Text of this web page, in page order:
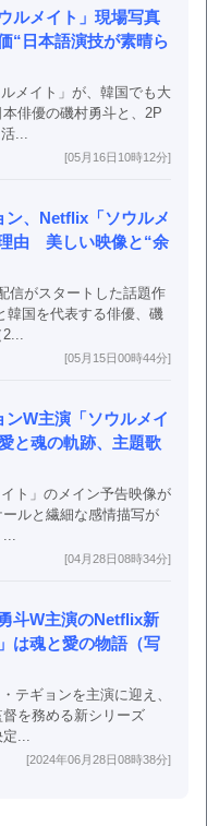
ルメイト」現場写真
“日本語演技が素晴ら
メイト」が、韓国でも大
俳優の磯村勇斗と、2P
...
[05月16日10時12分]
ン、Netflix「ソウルメ
由 美しい映像と“余
信がスタートした話題作
韓国を代表する俳優、磯
[05月15日00時44分]
W主演「ソウルメイ
と魂の軌跡、主題歌
ト」のメイン予告映像が
ルと繊細な感情描写が
[04月28日08時34分]
斗W主演のNetflix新
は魂と愛の物語（写
テギョンを主演に迎え、
を務める新シリーズ
...
[2024年06月28日08時38分]